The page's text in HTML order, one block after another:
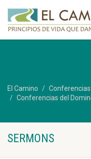
El Camino
Conferencias del
SERMONS